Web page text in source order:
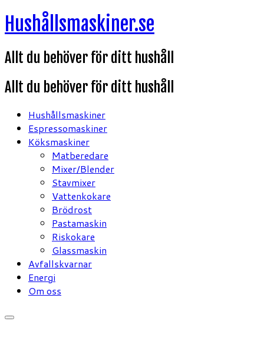
Hoppa
till
Hushållsmaskiner.se
Allt du behöver för ditt hushåll
Allt du behöver för ditt hushåll
Hushållsmaskiner
Espressomaskiner
Köksmaskiner
Matberedare
Mixer/Blender
Stavmixer
Vattenkokare
Brödrost
Pastamaskin
Riskokare
Glassmaskin
Avfallskvarnar
Energi
Om oss